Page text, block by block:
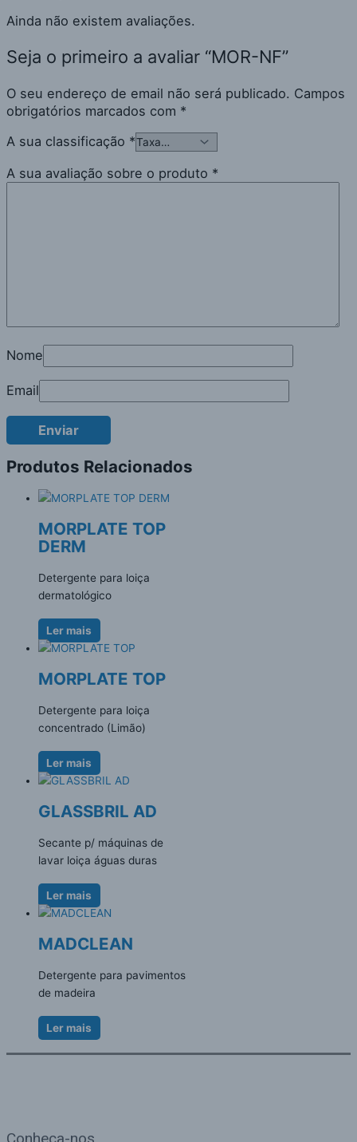
Ainda não existem avaliações.
Seja o primeiro a avaliar “MOR-NF”
O seu endereço de email não será publicado. Campos
obrigatórios marcados com *
A sua classificação *
A sua avaliação sobre o produto *
Nome
Email
Produtos Relacionados
MORPLATE TOP
DERM
Detergente para loiça
dermatológico
Ler mais
MORPLATE TOP
Detergente para loiça
concentrado (Limão)
Ler mais
GLASSBRIL AD
Secante p/ máquinas de
lavar loiça águas duras
Ler mais
MADCLEAN
Detergente para pavimentos
de madeira
Ler mais